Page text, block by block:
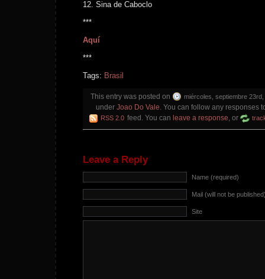
12. Sina de Caboclo
***
Aquí
***
Tags: Brasil
This entry was posted on miércoles, septiembre
under Joao Do Vale. You can follow any responses
RSS 2.0 feed. You can leave a response, or
Leave a Reply
Name (required)
Mail (will not be
Site